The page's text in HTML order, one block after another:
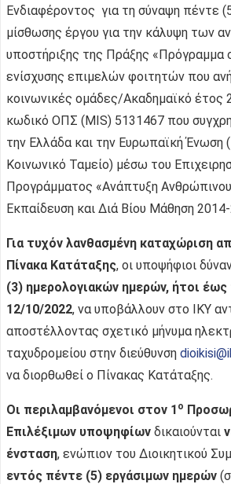
Ενδιαφέροντος για τη σύναψη πέντε
μίσθωσης έργου για την κάλυψη των
υποστήριξης της Πράξης «Πρόγραμμα
ενίσχυσης επιμελών φοιτητών που
κοινωνικές ομάδες/Ακαδημαϊκό έτος
κωδικό ΟΠΣ (MIS) 5131467 που
την Ελλάδα και την Ευρωπαϊκή Ένωση
Κοινωνικό Ταμείο) μέσω του
Προγράμματος «Ανάπτυξη
Εκπαίδευση και Διά Βίου Μάθηση
Για τυχόν λανθασμένη καταχώριση
Πίνακα Κατάταξης, οι υποψήφιοι
(3) ημερολογιακών ημερών, ήτοι
12/10/2022, να υποβάλλουν στο ΙΚΥ
αποστέλλοντας σχετικό μήνυμα
ταχυδρομείου στην διεύθυνση
να διορθωθεί ο Πίνακας Κατάταξης.
Οι περιλαμβανόμενοι στον 1 ο
Επιλέξιμων υποψηφίων δικαιούνται
ένσταση, ενώπιον του Διοικητικού
εντός πέντε (5) εργάσιμων ημερών